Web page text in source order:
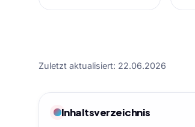
Zuletzt aktualisiert: 22.06.2026
Inhaltsverzeichnis